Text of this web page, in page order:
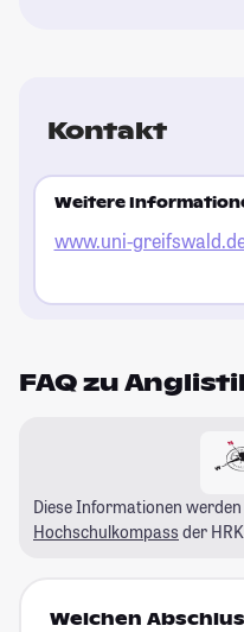
Kontakt
Weitere
www.uni-
FAQ zu
Diese Informationen
Hochschulkompass der
Welchen